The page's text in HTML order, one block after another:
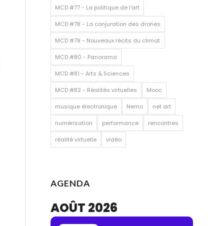
MCD #77 - La politique de l'art
MCD #78 - La conjuration des drones
MCD #79 - Nouveaux récits du climat
MCD #80 - Panorama
MCD #81 - Arts & Sciences
MCD #82 - Réalités virtuelles Mooc
musique électronique Nemo net art
numérisation performance rencontres
réalité virtuelle vidéo
AGENDA
AOÛT 2026